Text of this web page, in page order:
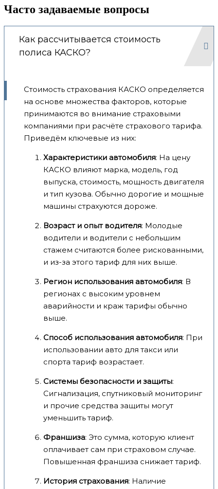
Часто задаваемые вопросы
Как рассчитывается стоимость
полиса КАСКО?
Стоимость страхования КАСКО определяется
на основе множества факторов, которые
принимаются во внимание страховыми
компаниями при расчёте страхового тарифа.
Приведём ключевые из них:
Характеристики автомобиля: На цену
КАСКО влияют марка, модель, год
выпуска, стоимость, мощность двигателя
и тип кузова. Обычно дорогие и мощные
машины страхуются дороже.
Возраст и опыт водителя: Молодые
водители и водители с небольшим
стажем считаются более рискованными,
и из-за этого тариф для них выше.
Регион использования автомобиля: В
регионах с высоким уровнем
аварийности и краж тарифы обычно
выше.
Способ использования автомобиля: При
использовании авто для такси или
спорта тариф возрастает.
Системы безопасности и защиты:
Сигнализация, спутниковый мониторинг
и прочие средства защиты могут
уменьшить тариф.
Франшиза: Это сумма, которую клиент
оплачивает сам при страховом случае.
Повышенная франшиза снижает тариф.
История страхования: Наличие